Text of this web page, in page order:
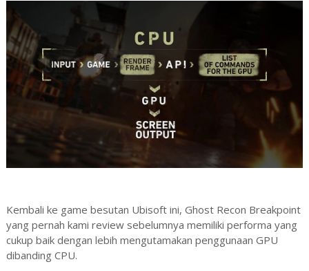
Kembali ke game besutan Ubisoft ini, Ghost Recon Breakpoint
yang pernah kami review sebelumnya memiliki performa yang
cukup baik dengan lebih mengutamakan penggunaan GPU
dibanding CPU.